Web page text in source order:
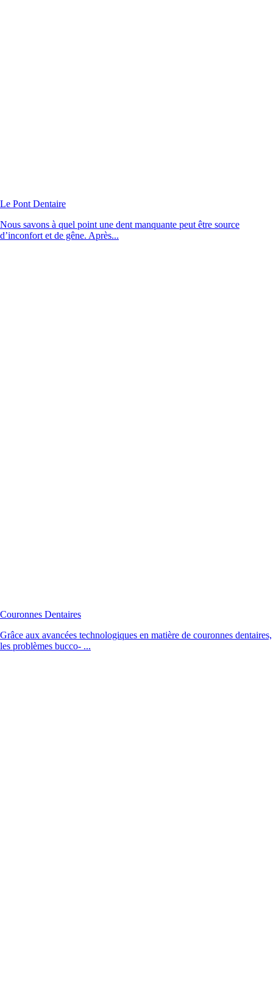
Le Pont Dentaire
Nous savons à quel point une dent manquante peut être source
d’inconfort et de gêne. Après...
Couronnes Dentaires
Grâce aux avancées technologiques en matière de couronnes dentaires,
les problèmes bucco- ...